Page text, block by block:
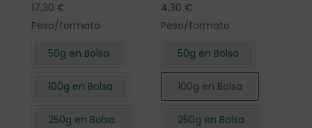
17,30 €
Peso/formato
50g en Bolsa
100g en Bolsa
250g en Bolsa
4,30 €
Peso/formato
50g en Bolsa
100g en Bolsa
250g en Bolsa